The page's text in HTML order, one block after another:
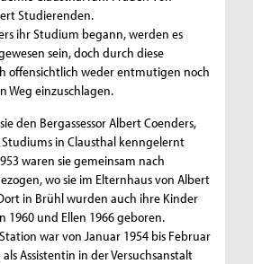
Studierenden.
ihr Studium begann, werden es
sein, doch durch diese
offensichtlich weder entmutigen noch
Weg einzuschlagen.
den Bergassessor Albert Coenders,
in Clausthal kenngelernt
waren sie gemeinsam nach
wo sie im Elternhaus von Albert
in Brühl wurden auch ihre Kinder
1960 und Ellen 1966 geboren.
war von Januar 1954 bis Februar
Assistentin in der Versuchsanstalt